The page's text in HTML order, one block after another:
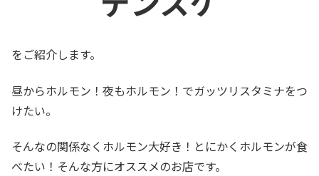
をご紹介します。
昼からホルモン！夜もホルモン！でガッツリスタミナをつ
けたい。
そんなの関係なくホルモン大好き！とにかくホルモンが食
べたい！そんな方にオススメのお店です。